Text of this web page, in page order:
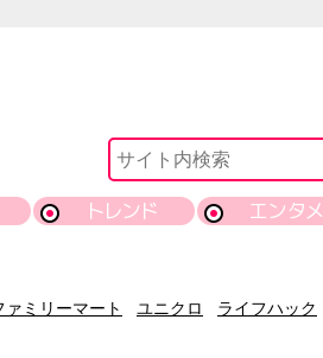
トレンド エンタメ
ァミリーマート ユニクロ ライフハック